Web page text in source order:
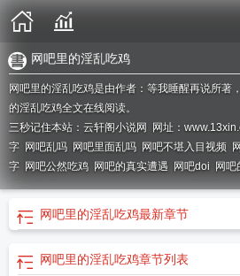
网吧里的淫乱吃鸡
网吧里的淫乱吃鸡是由作者：等我睡醒再说所著
的淫乱吃鸡全文在线阅读。
三秒记住本站：云轩阁小说网 网址：
字 网吧乱吗 网吧里面乱吗 网吧不堪入目视频
字 网吧公然吃鸡 网吧的真实遭遇 网吧doi 网吧
吧小网吧玩的吃鸡游戏叫什么名字网吧里面的
网吧们视频 网吧里玩的吃鸡游戏叫什么
吃住4年视频完整版
网吧里的淫乱吃鸡最新章节
网吧里的淫乱吃鸡章节列表